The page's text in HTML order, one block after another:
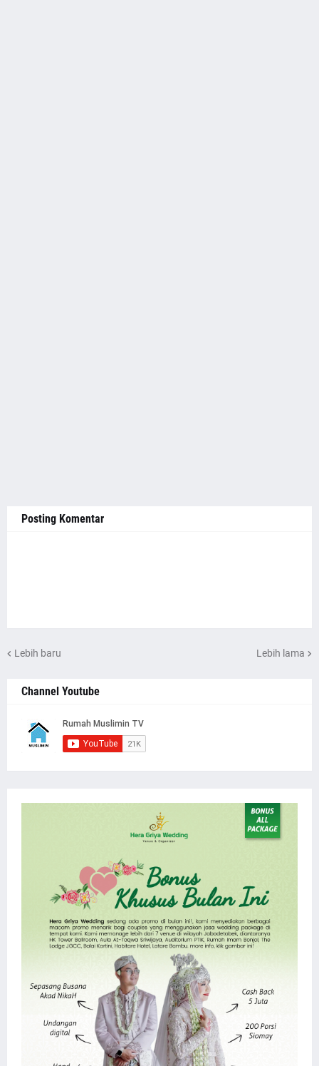
Posting Komentar
Lebih baru Lebih lama
Channel Youtube